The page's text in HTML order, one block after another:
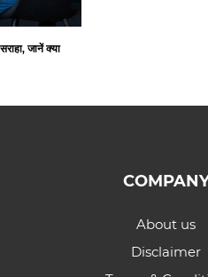
जानें क्या
About us
Disclaimer